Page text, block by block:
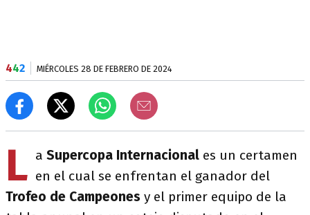
442 MIÉRCOLES 28 DE FEBRERO DE 2024
L a Supercopa Internacional es un certamen
en el cual se enfrentan el ganador del
Trofeo de Campeones y el primer equipo de la